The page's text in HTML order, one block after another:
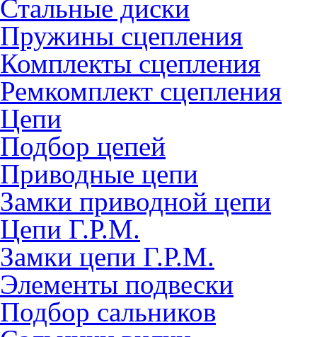
Стальные диски
Пружины сцепления
Комплекты сцепления
Ремкомплект сцепления
Цепи
Подбор цепей
Приводные цепи
Замки приводной цепи
Цепи Г.Р.М.
Замки цепи Г.Р.М.
Элементы подвески
Подбор сальников